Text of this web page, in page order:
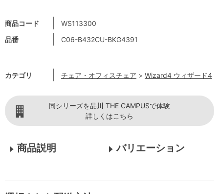
商品コード
WS113300
品番
C06-B432CU-BKG4391
カテゴリ チェア・オフィスチェア > Wizard4 ウィザード4
同シリーズを品川 THE CAMPUSで体験
詳しくはこちら
商品説明 バリエーション